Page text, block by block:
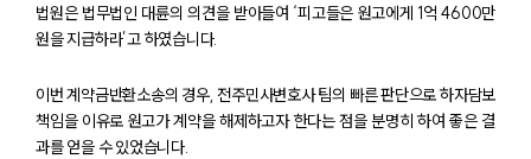
법원은 법무법인 대륜의 의견을 받아들여 ‘피고들은 원고에게 1억 4600만
원을 지급하라’고 하였습니다.
이번 계약금반환소송의 경우, 전주민사변호사 팀의 빠른 판단으로 하자담보
책임을 이유로 원고가 계약을 해제하고자 한다는 점을 분명히 하여 좋은 결
과를 얻을 수 있었습니다.